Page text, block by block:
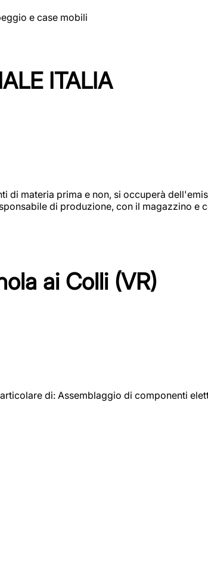
e case mobili
ITALIA
materia prima e non, si occuperà
di produzione, con il magazzino e
ai Colli (VR)
di: Assemblaggio di componenti